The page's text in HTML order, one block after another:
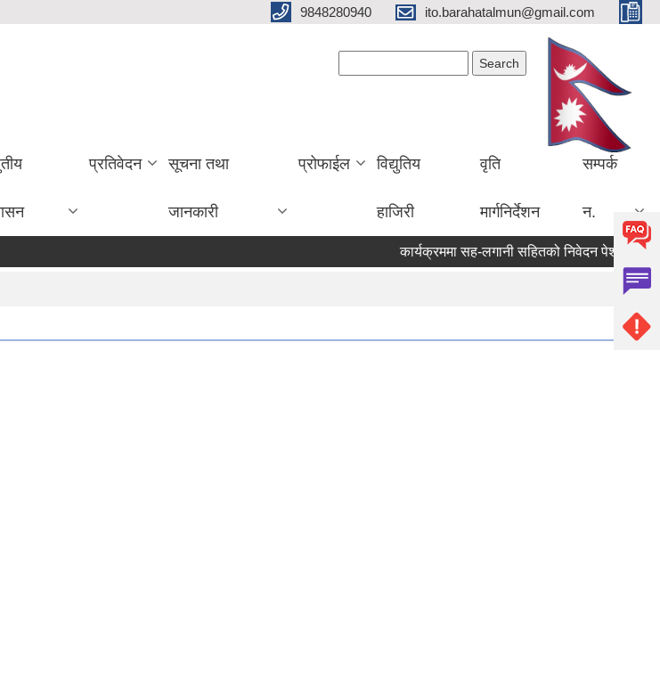
9848280940 ito.barahatalmun@gmail.com
प्रतिवेदन सूचना तथा
जानकारी
प्रोफाईल विद्युतिय
हाजिरी
वृति
मार्गनिर्देशन
सम्पर्क
न.
कार्यक्रममा सह-लगानी सहितको निवेदन पेश गर्ने